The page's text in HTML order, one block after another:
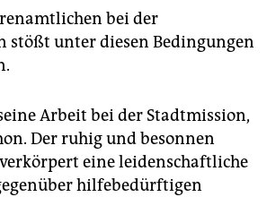
bei der
stößt unter diesen Bedingungen
Arbeit bei der Stadtmission,
Der ruhig und besonnen
eine leidenschaftliche
hilfebedürftigen